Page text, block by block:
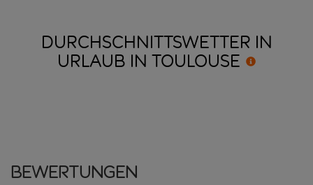
DURCHSCHNITTSWETTER IN
URLAUB IN TOULOUSE
Bewertungen